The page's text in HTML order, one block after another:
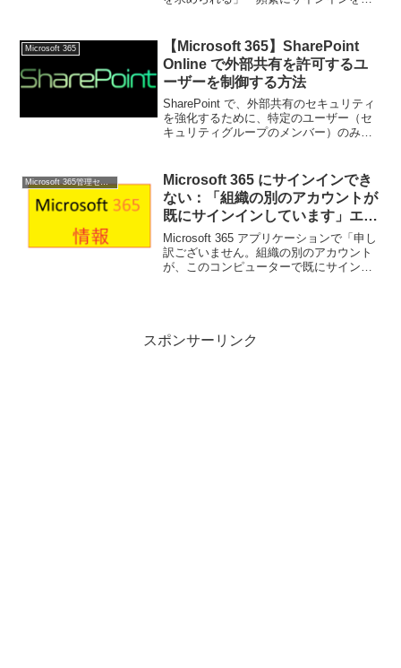
Microsoft 365
【Microsoft 365】SharePoint
Online で外部共有を許可するユ
ーザーを制御する方法
SharePoint で、外部共有のセキュリティ
を強化するために、特定のユーザー（セ
キュリティグループのメンバー）のみ外
Microsoft 365管理センター
Microsoft 365 にサインインでき
ない：「組織の別のアカウントが
既にサインインしています」エラ
ーの対処法
Microsoft 365 アプリケーションで「申し
訳ございません。組織の別のアカウント
が、このコンピューターで既にサインイ
ーのトラブルシューティング手順を5つの
ステップでご紹介します。
スポンサーリンク